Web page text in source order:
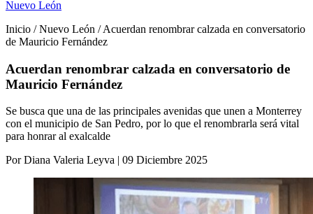
Nuevo León
Inicio / Nuevo León / Acuerdan renombrar calzada en conversatorio
de Mauricio Fernández
Acuerdan renombrar calzada en conversatorio de
Mauricio Fernández
Se busca que una de las principales avenidas que unen a Monterrey
con el municipio de San Pedro, por lo que el renombrarla será vital
para honrar al exalcalde
Por Diana Valeria Leyva | 09 Diciembre 2025